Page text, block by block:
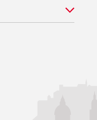
Pinterest
TikTok